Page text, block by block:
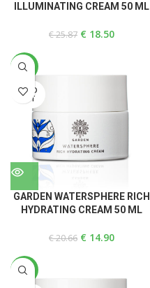
ILLUMINATING CREAM 50 ML
€25.87 € 18.50
-28%
SOLD
OUT
GARDEN WATERSPHERE RICH
HYDRATING CREAM 50 ML
€20.66 € 14.90
-33%